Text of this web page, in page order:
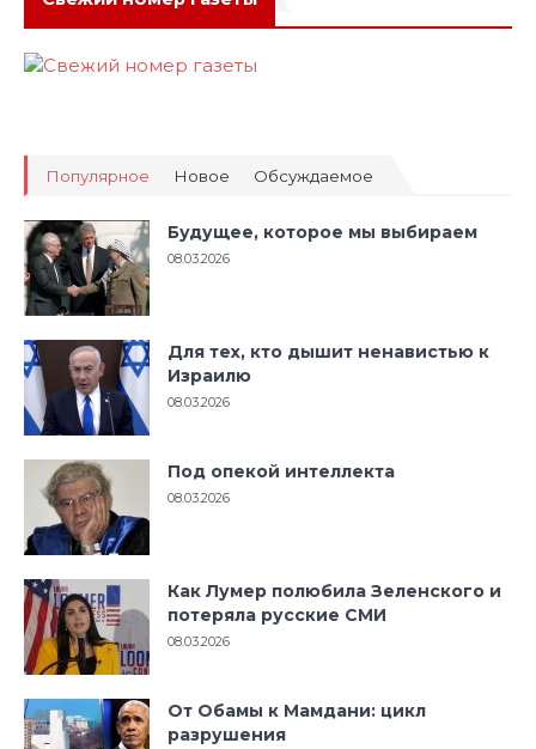
Популярное Новое Обсуждаемое
Будущее, которое мы выбираем
08.03.2026
Для тех, кто дышит ненавистью к
Израилю
08.03.2026
Под опекой интеллекта
08.03.2026
Как Лумер полюбила Зеленского и
потеряла русские СМИ
08.03.2026
От Обамы к Мамдани: цикл
разрушения